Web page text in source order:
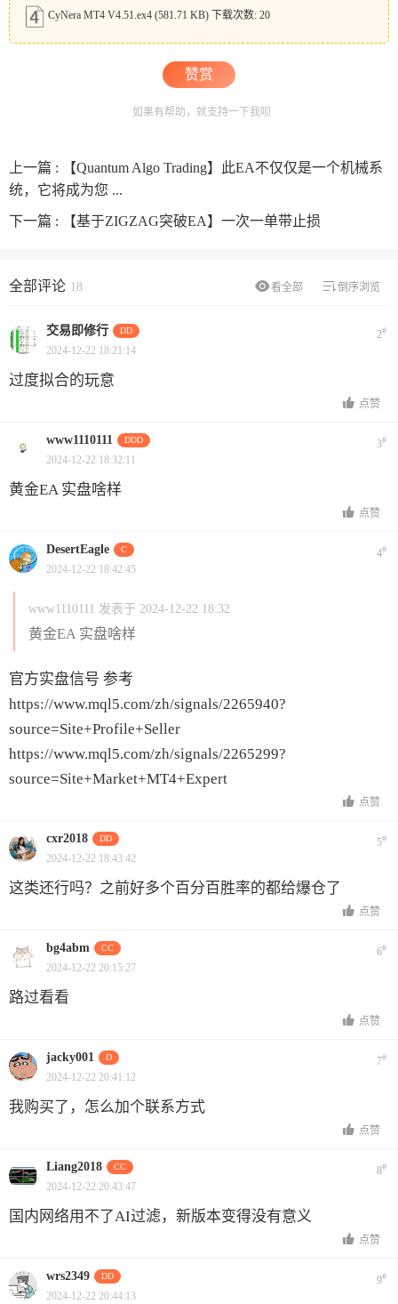
CyNera MT4 V4.51.ex4 (581.71 KB) 下载次数: 20
赞赏
如果有帮助，就支持一下我呗
上一篇 :
【Quantum Algo Trading】此EA不仅仅是一个机械系
统，它将成为您 ...
下一篇 : 【基于ZIGZAG突破EA】一次一单带止损
看全部 倒序浏览
全部评论 18
交易即修行 DD 2#
2024-12-22 18:21:14
过度拟合的玩意
点赞
www1110111 DDD 3#
2024-12-22 18:32:11
黄金EA 实盘啥样
点赞
DesertEagle C 4#
2024-12-22 18:42:45
www1110111 发表于 2024-12-22 18:32
黄金EA 实盘啥样
官方实盘信号 参考
https://www.mql5.com/zh/signals/2265940?
source=Site+Profile+Seller
https://www.mql5.com/zh/signals/2265299?
source=Site+Market+MT4+Expert
点赞
cxr2018 DD 5#
2024-12-22 18:43:42
这类还行吗？之前好多个百分百胜率的都给爆仓了
点赞
bg4abm CC 6#
2024-12-22 20:15:27
路过看看
点赞
jacky001 D 7#
2024-12-22 20:41:12
我购买了，怎么加个联系方式
点赞
Liang2018 CC 8#
2024-12-22 20:43:47
国内网络用不了AI过滤，新版本变得没有意义
点赞
wrs2349 DD 9#
2024-12-22 20:44:13